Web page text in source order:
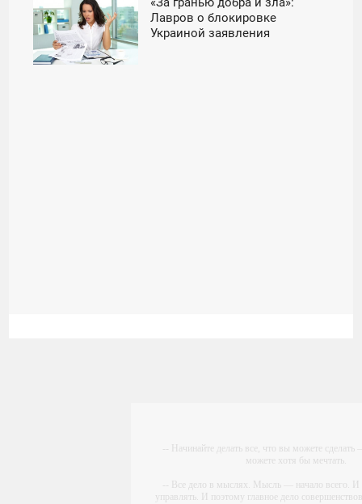
Лавров о блокировке
Украиной заявления
-- Начинайте делать все, что вы можете сделать
можете хотя бы мечтать.
-- Все дело в мыслях. Мысль — начало всего.
управлять. И поэтому главное дело